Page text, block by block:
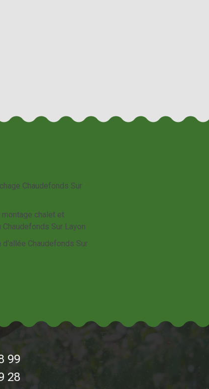
Chaudefonds Sur
chalet et
Chaudefonds Sur Layon
d'allée Chaudefonds Sur
99
28